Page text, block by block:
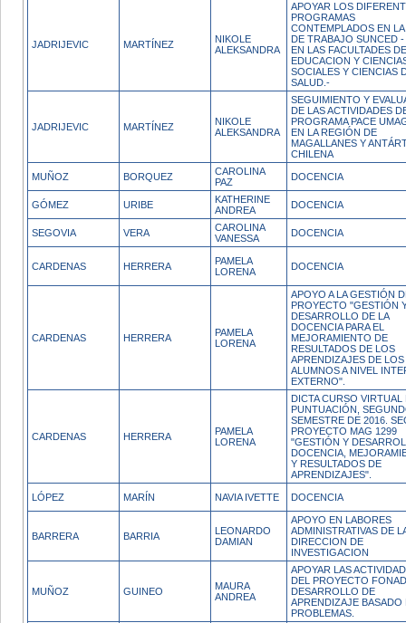
JADRIJEVIC MARTÍNEZ
NIKOLE
ALEKSANDRA
APOYAR LOS
PROGRAMAS
CONTEMPLADOS EN
DE TRABAJO SUNCED -
EN LAS FACULTADES DE
EDUCACION Y
SOCIALES Y CIENCIAS
SALUD.-
JADRIJEVIC MARTÍNEZ
NIKOLE
ALEKSANDRA
SEGUIMIENTO Y
DE LAS ACTIVIDADES
PROGRAMA PACE
EN LA REGIÓN DE
MAGALLANES Y
CHILENA
MUÑOZ BORQUEZ
CAROLINA
PAZ
DOCENCIA
GÓMEZ URIBE
KATHERINE
ANDREA
DOCENCIA
SEGOVIA VERA
CAROLINA
VANESSA
DOCENCIA
CARDENAS HERRERA
PAMELA
LORENA
DOCENCIA
CARDENAS HERRERA
PAMELA
LORENA
APOYO A LA GESTIÓN
PROYECTO "GESTIÓN
DESARROLLO DE LA
DOCENCIA PARA EL
MEJORAMIENTO DE
RESULTADOS DE LOS
APRENDIZAJES DE LOS
ALUMNOS A NIVEL
EXTERNO".
CARDENAS HERRERA
PAMELA
LORENA
DICTA CURSO VIRTUAL
PUNTUACIÓN,
SEMESTRE DE 2016.
PROYECTO MAG 1299
"GESTIÓN Y
DOCENCIA,
Y RESULTADOS DE
APRENDIZAJES".
LÓPEZ MARÍN NAVIA IVETTE DOCENCIA
BARRERA BARRIA
LEONARDO
DAMIAN
APOYO EN LABORES
ADMINISTRATIVAS DE
DIRECCION DE
INVESTIGACION
MUÑOZ GUINEO
MAURA
ANDREA
APOYAR LAS
DEL PROYECTO
DESARROLLO DE
APRENDIZAJE BASADO
PROBLEMAS.